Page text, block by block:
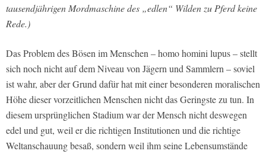
tausendjährigen Mordmaschine des „edlen“ Wilden zu Pferd keine
Rede.)
Das Problem des Bösen im Menschen – homo homini lupus – stellt
sich noch nicht auf dem Niveau von Jägern und Sammlern – soviel
ist wahr, aber der Grund dafür hat mit einer besonderen moralischen
Höhe dieser vorzeitlichen Menschen nicht das Geringste zu tun. In
diesem ursprünglichen Stadium war der Mensch nicht deswegen
edel und gut, weil er die richtigen Institutionen und die richtige
Weltanschauung besaß, sondern weil ihm seine Lebensumstände